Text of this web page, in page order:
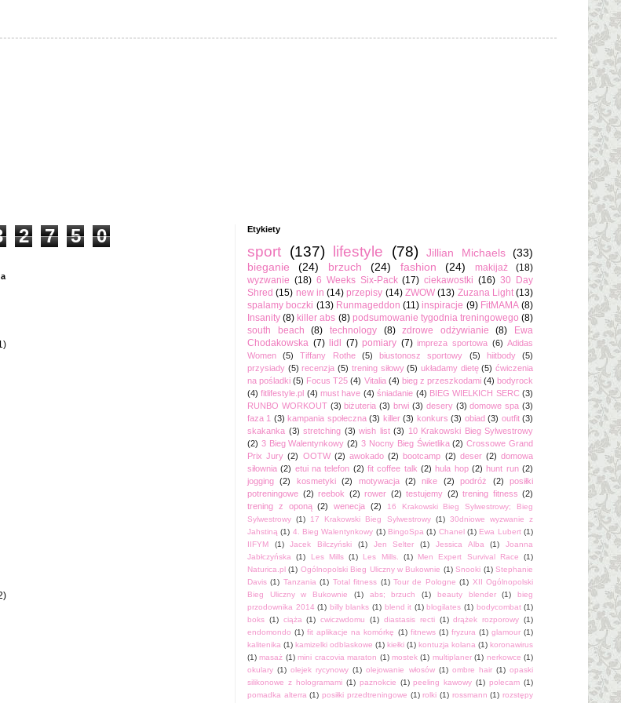
2 7 5 0 Etykiety
sport (137) lifestyle (78) Jillian Michaels (33)
bieganie
(24) brzuch (24) fashion (24) makijaż
(18)
wyzwanie (18) 6 Weeks Six-Pack (17) ciekawostki (16) 30 Day
Shred (15) new in (14) przepisy (14) ZWOW (13) Zuzana Light (13)
spalamy boczki (13) Runmageddon (11) inspiracje (9) FitMAMA (8)
Insanity (8) killer abs (8) podsumowanie tygodnia treningowego (8)
south beach
(8) technology (8) zdrowe odżywianie (8)
Ewa
Chodakowska (7) lidl (7) pomiary (7) impreza sportowa (6) Adidas
Women
(5) Tiffany Rothe (5) biustonosz sportowy (5) hiitbody
(5)
przysiady (5) recenzja (5) trening siłowy (5) układamy dietę (5) ćwiczenia
na pośladki (5) Focus T25 (4) Vitalia (4) bieg z przeszkodami (4) bodyrock
(4) fitlifestyle.pl (4) must have (4) śniadanie (4) BIEG WIELKICH SERC (3)
RUNBO WORKOUT (3) biżuteria (3) brwi (3) desery (3) domowe spa (3)
faza 1 (3) kampania społeczna (3) killer (3) konkurs (3) obiad (3) outfit (3)
skakanka (3) stretching (3) wish list (3) 10 Krakowski Bieg Sylwestrowy
(2) 3 Bieg Walentynkowy (2) 3 Nocny Bieg Świetlika (2) Crossowe Grand
Prix Jury (2) OOTW (2) awokado (2) bootcamp (2) deser (2) domowa
siłownia (2) etui na telefon (2) fit coffee talk (2) hula hop (2) hunt run (2)
jogging
(2) kosmetyki (2) motywacja (2) nike (2) podróż (2)
posiłki
potreningowe (2) reebok (2) rower (2) testujemy (2) trening fitness (2)
trening z oponą (2) wenecja (2)
16 Krakowski Bieg Sylwestrowy; Bieg
Sylwestrowy (1) 17 Krakowski Bieg Sylwestrowy (1) 30dniowe wyzwanie z
Jahstiną (1) 4. Bieg Walentynkowy (1) BingoSpa (1) Chanel (1) Ewa Lubert (1)
IIFYM
(1) Jacek Bilczyński (1) Jen Selter (1) Jessica Alba (1)
Joanna
Jabłczyńska
(1) Les Mills (1) Les Mills. (1) Men Expert Survival Race
(1)
Naturica.pl (1) Ogólnopolski Bieg Uliczny w Bukownie (1) Snooki (1) Stephanie
Davis (1) Tanzania (1) Total fitness (1) Tour de Pologne (1) XII Ogólnopolski
Bieg Uliczny w Bukownie
(1) abs; brzuch (1) beauty blender (1)
bieg
przodownika 2014 (1) billy blanks (1) blend it (1) blogilates (1) bodycombat (1)
boks (1) ciąża (1) cwiczwdomu (1) diastasis recti (1) drążek rozporowy (1)
endomondo (1) fit aplikacje na komórkę (1) fitnews (1) fryzura (1) glamour (1)
kalitenika (1) kamizelki odblaskowe (1) kiełki (1) kontuzja kolana (1) koronawirus
(1) masaż (1) mini cracovia maraton (1) mostek (1) multiplaner (1) nerkowce (1)
okulary (1) olejek rycynowy (1) olejowanie włosów (1) ombre hair (1) opaski
silikonowe z hologramami (1) paznokcie (1) peeling kawowy (1) polecam (1)
pomadka alterra (1) posiłki przedtreningowe (1) rolki (1) rossmann (1) rozstępy